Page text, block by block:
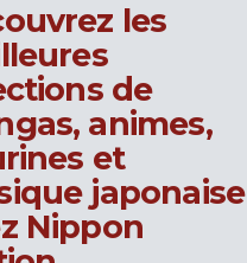
les
de
animes,
et
japonaise
Nippon